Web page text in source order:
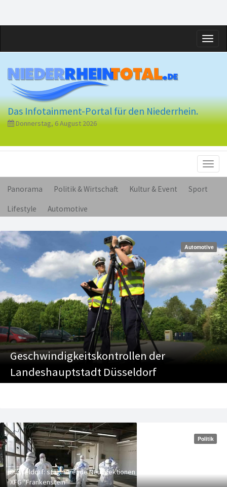
Das Infotainment-Portal für den Niederrhein.
Donnerstag, 6 August 2026
Panorama Politik & Wirtschaft Kultur & Event Sport
Lifestyle Automotive
Automotive
Geschwindigkeitskontrollen der
Landeshauptstadt Düsseldorf
Politik
Düsseldorf: stagnierende Neuinfektionen - Neue Corona-Variante
XFG "Frankenstein"